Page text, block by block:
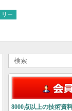
リー
8000点以上の技術資